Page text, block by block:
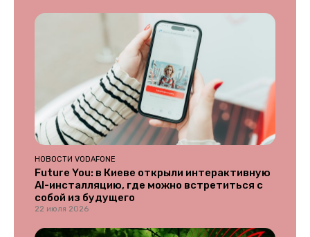
НОВОСТИ VODAFONE
Future You: в Киеве открыли интерактивную
AI-инсталляцию, где можно встретиться с
собой из будущего
22 июля 2026